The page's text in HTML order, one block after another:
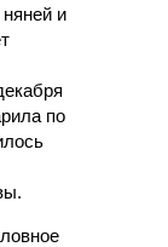
и
по